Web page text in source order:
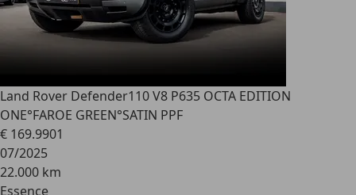
Land Rover Defender110 V8 P635 OCTA EDITION
ONE°FAROE GREEN°SATIN PPF
€ 169.9901
07/2025
22.000 km
Essence